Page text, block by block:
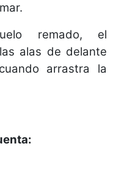
remado, el
alas de delante
arrastra la